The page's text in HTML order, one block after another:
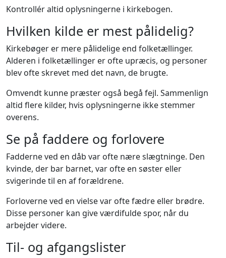
Kontrollér altid oplysningerne i kirkebogen.
Hvilken kilde er mest pålidelig?
Kirkebøger er mere pålidelige end folketællinger.
Alderen i folketællinger er ofte upræcis, og personer
blev ofte skrevet med det navn, de brugte.
Omvendt kunne præster også begå fejl. Sammenlign
altid flere kilder, hvis oplysningerne ikke stemmer
overens.
Se på faddere og forlovere
Fadderne ved en dåb var ofte nære slægtninge. Den
kvinde, der bar barnet, var ofte en søster eller
svigerinde til en af forældrene.
Forloverne ved en vielse var ofte fædre eller brødre.
Disse personer kan give værdifulde spor, når du
arbejder videre.
Til- og afgangslister